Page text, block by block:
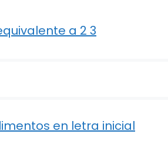
a 2 3
en letra inicial